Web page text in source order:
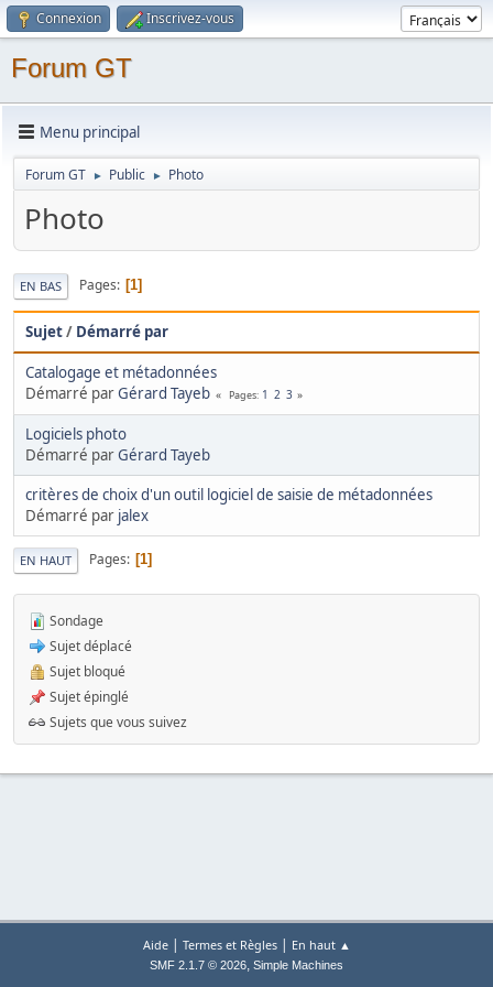
Connexion Inscrivez-vous
Forum GT
Menu principal
Forum GT ► Public ► Photo
Photo
EN BAS Pages 1
Sujet/ Démarré par
Catalogage et métadonnées
Démarré parGérard Tayeb Pages 1 2 3
Logiciels photo
Démarré parGérard Tayeb
critères de choix d'un outil logiciel de saisie de métadonnées
Démarré par jalex
EN HAUT Pages 1
Sondage
Sujet déplacé
Sujet bloqué
Sujet épinglé
Sujets que vous suivez
Aide| Termes et Règles| En haut ▲
SMF 2.1.7 © 2026, Simple Machines